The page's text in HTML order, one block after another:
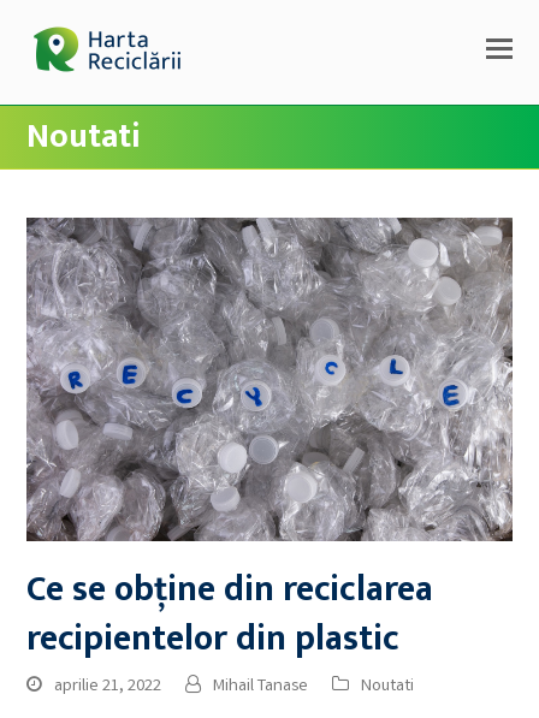
Noutati
Ce se obține din reciclarea
recipientelor din plastic
aprilie 21, 2022 Mihail Tanase Noutati